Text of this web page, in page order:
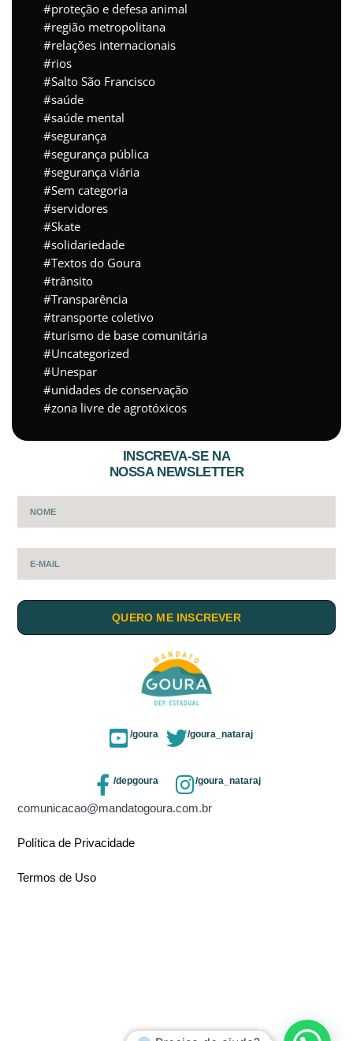
proteção e defesa animal
região metropolitana
relações internacionais
rios
Salto São Francisco
saúde
saúde mental
segurança
segurança pública
segurança viária
Sem categoria
servidores
Skate
solidariedade
Textos do Goura
trânsito
Transparência
transporte coletivo
turismo de base comunitária
Uncategorized
Unespar
unidades de conservação
zona livre de agrotóxicos
INSCREVA-SE NA
NOSSA NEWSLETTER
QUERO ME INSCREVER
/goura /goura_nataraj
/depgoura /goura_nataraj
comunicacao@mandatogoura.com.br
Política de Privacidade
Termos de Uso